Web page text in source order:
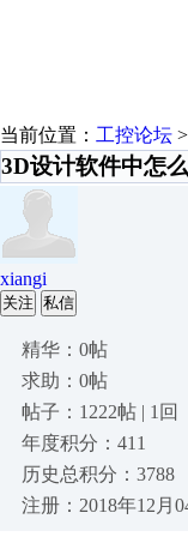
当前位置： 工控论坛 >
3D设计软件中怎
xiangi
关注 私信
精华：0帖
求助：0帖
帖子：1222帖 | 1回
年度积分：411
历史总积分：3788
注册：2018年12月